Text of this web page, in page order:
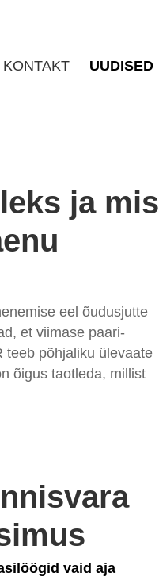
KONTAKT UUDISED
ja mis
eel õudusjutte
et viimase paari-
teeb põhjaliku ülevaate
õigus taotleda, millist
vaid aja